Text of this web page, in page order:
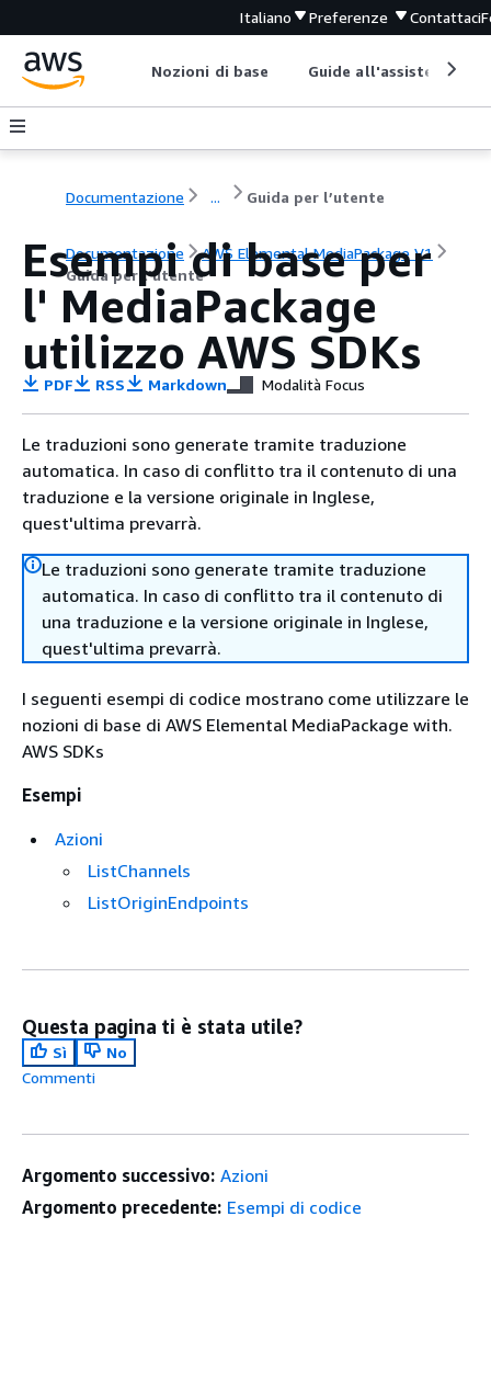
Italiano Preferenze Contattaci
Nozioni di base Guide all'assistenza
Documentazione ... Guida per l’utente
Documentazione
AWS Elemental MediaPackage V1
Guida per l’utente
Esempi di base per
l' MediaPackage
utilizzo AWS SDKs
PDF RSS Markdown Modalità Focus
Le traduzioni sono generate tramite traduzione
automatica. In caso di conflitto tra il contenuto di una
traduzione e la versione originale in Inglese,
quest'ultima prevarrà.
Le traduzioni sono generate tramite traduzione
automatica. In caso di conflitto tra il contenuto di
una traduzione e la versione originale in Inglese,
quest'ultima prevarrà.
I seguenti esempi di codice mostrano come utilizzare le
nozioni di base di AWS Elemental MediaPackage with.
AWS SDKs
Esempi
Azioni
ListChannels
ListOriginEndpoints
Questa pagina ti è stata utile?
Sì
No
Commenti
Argomento successivo: Azioni
Argomento precedente: Esempi di codice